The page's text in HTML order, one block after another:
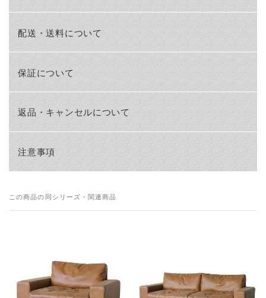
配送・送料について
保証について
返品・キャンセルについて
注意事項
この商品の同シリーズ・関連商品